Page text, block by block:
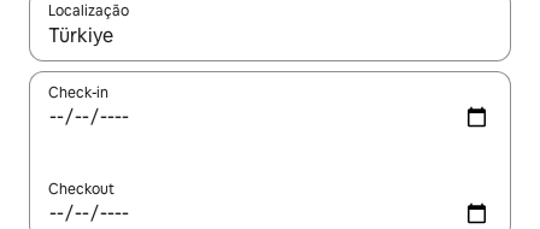
Localização
Quando os resultados estiverem disponíveis, explore-os
Check-in
Checkout